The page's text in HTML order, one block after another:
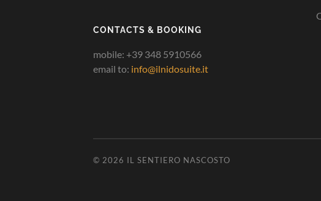
CONTACTS & BOOKING
mobile: +39 348 5910566
email to: info@ilnidosuite.it
© 2026 IL SENTIERO NASCOSTO